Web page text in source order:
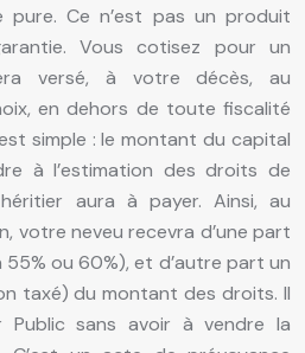
pure. Ce n’est pas un produit
Vous cotisez pour un
versé, à votre décès, au
en dehors de toute fiscalité
simple : le montant du capital
à l’estimation des droits de
aura à payer. Ainsi, au
votre neveu recevra d’une part
ou 60%), et d’autre part un
taxé) du montant des droits. Il
Public sans avoir à vendre la